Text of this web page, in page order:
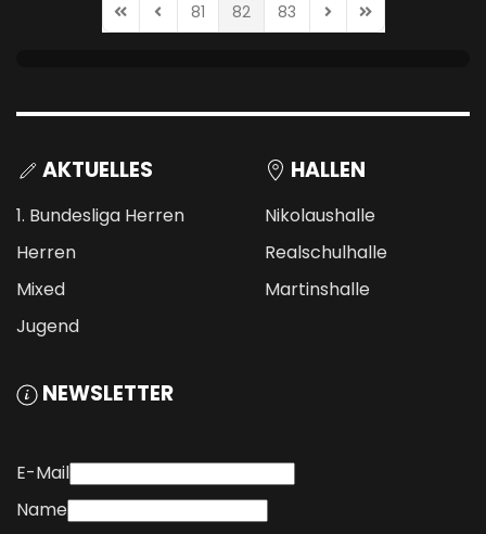
First PagePrevious Page
81 82 83 Next PageLast Page
AKTUELLES
1. Bundesliga Herren
Herren
Mixed
Jugend
HALLEN
Nikolaushalle
Realschulhalle
Martinshalle
NEWSLETTER
E-Mail
Name